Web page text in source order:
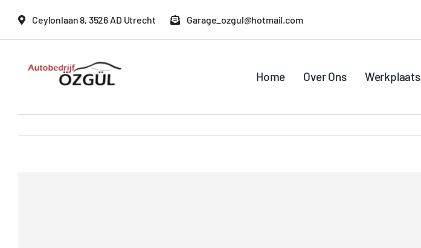
naar
Ceylonlaan 8, 3526 AD Utrecht Garage_ozgul@hotmail.com
Home Over Ons Werkplaats